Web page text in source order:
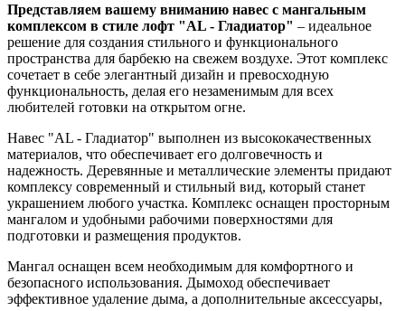
Представляем вашему вниманию навес с мангальным
комплексом в стиле лофт "AL - Гладиатор" – идеальное
решение для создания стильного и функционального
пространства для барбекю на свежем воздухе. Этот комплекс
сочетает в себе элегантный дизайн и превосходную
функциональность, делая его незаменимым для всех
любителей готовки на открытом огне.
Навес "AL - Гладиатор" выполнен из высококачественных
материалов, что обеспечивает его долговечность и
надежность. Деревянные и металлические элементы придают
комплексу современный и стильный вид, который станет
украшением любого участка. Комплекс оснащен просторным
мангалом и удобными рабочими поверхностями для
подготовки и размещения продуктов.
Мангал оснащен всем необходимым для комфортного и
безопасного использования. Дымоход обеспечивает
эффективное удаление дыма, а дополнительные аксессуары,